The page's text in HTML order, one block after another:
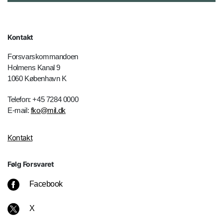
Kontakt
Forsvarskommandoen
Holmens Kanal 9
1060 København K
Telefon: +45 7284 0000
E-mail: fko@mil.dk
Kontakt
Følg Forsvaret
Facebook
X